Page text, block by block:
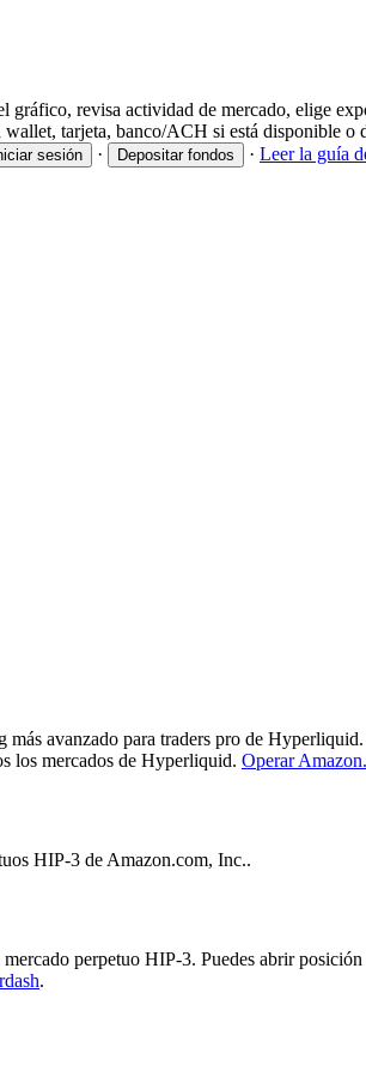
revisa actividad de mercado, elige
tarjeta, banco/ACH si está disponible
sesión · Depositar fondos · Leer la guía
avanzado para traders pro de
los mercados de Hyperliquid. Operar
HIP-3 de Amazon.com, Inc..
perpetuo HIP-3. Puedes abrir
.